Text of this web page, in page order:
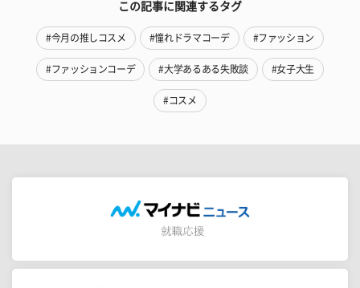
この記事に関連するタグ
#今月の推しコスメ #憧れドラマコーデ #ファッション
#ファッションコーデ #大学あるある失敗談 #女子大生
#コスメ